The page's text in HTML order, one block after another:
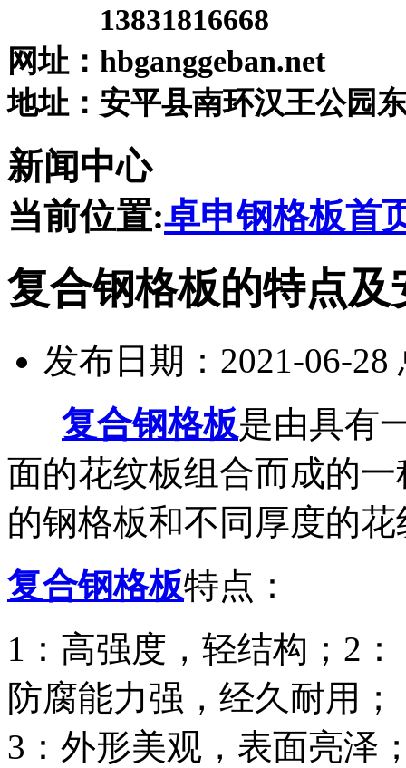
13831816668
网址：hbganggeban.net
地址：安平县南环汉王公园
新闻中心
当前位置:卓申钢格板首
复合钢格板的特点及
发布日期：2021-06-28
复合钢格板是由具有
面的花纹板组合而成的
的钢格板和不同厚度的
复合钢格板特点：
1：高强度，轻结构； 2：
防腐能力强，经久耐用；
3：外形美观，表面亮泽